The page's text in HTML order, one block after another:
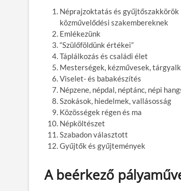
Néprajzoktatás és gyűjtőszakkörök
közművelődési szakembereknek
Emlékezünk
“Szülőföldünk értékei”
Táplálkozás és családi élet
Mesterségek, kézművesek,
Viselet- és babakészítés
Népzene, népdal, néptánc, népi
Szokások, hiedelmek, vallásosság
Közösségek régen és ma
Népköltészet
Szabadon választott
Gyűjtők és gyűjtemények
A beérkező